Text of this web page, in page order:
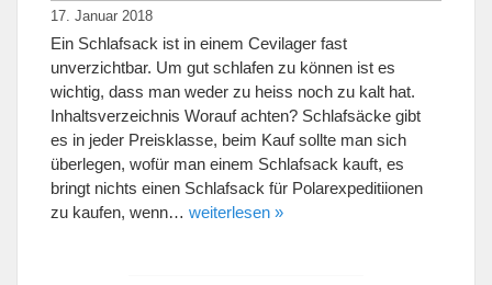
17. Januar 2018
Ein Schlafsack ist in einem Cevilager fast
unverzichtbar. Um gut schlafen zu können ist es
wichtig, dass man weder zu heiss noch zu kalt hat.
Inhaltsverzeichnis Worauf achten? Schlafsäcke gibt
es in jeder Preisklasse, beim Kauf sollte man sich
überlegen, wofür man einem Schlafsack kauft, es
bringt nichts einen Schlafsack für Polarexpeditiionen
zu kaufen, wenn… weiterlesen »